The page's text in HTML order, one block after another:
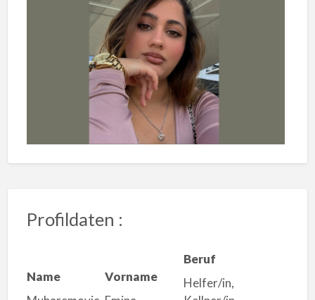
Profildaten :
Name
Vorname
Beruf
Helfer/in,